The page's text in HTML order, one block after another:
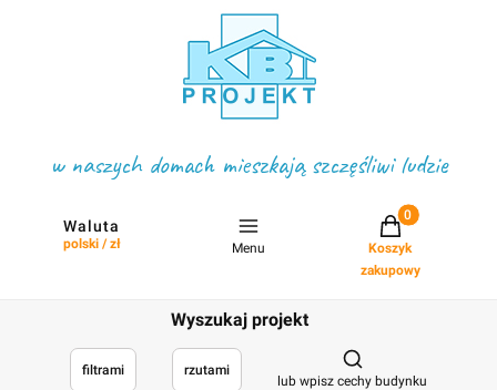
w naszych domach mieszkają szczęśliwi ludzie
Waluta
polski / zł Menu
Projekty w
Koszyk
zakupowy
Wyszukaj projekt
filtrami rzutami
Otwórz
lub wpisz cechy budynku